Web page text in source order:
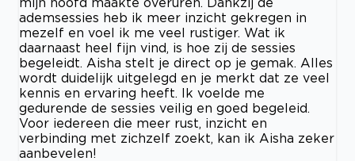
ademsessies heb ik meer inzicht gekregen in
mezelf en voel ik me veel rustiger. Wat ik
daarnaast heel fijn vind, is hoe zij de sessies
begeleidt. Aisha stelt je direct op je gemak. Alles
wordt duidelijk uitgelegd en je merkt dat ze veel
kennis en ervaring heeft. Ik voelde me
gedurende de sessies veilig en goed begeleid.
Voor iedereen die meer rust, inzicht en
verbinding met zichzelf zoekt, kan ik Aisha zeker
aanbevelen!